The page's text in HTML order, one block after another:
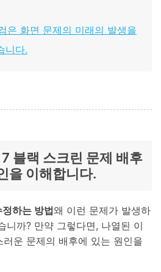
은 화면 문제의 미래의 발생을
니다.
블랙 스크린 문제 배후
을 이해합니다.
하는 방법왜 이런 문제가 발생하
니까? 만약 그렇다면, 나열된 이
운 문제의 배후에 있는 원인을